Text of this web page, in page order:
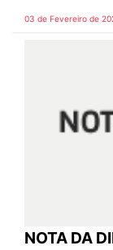
03 de Fevereiro de
NOTA DA